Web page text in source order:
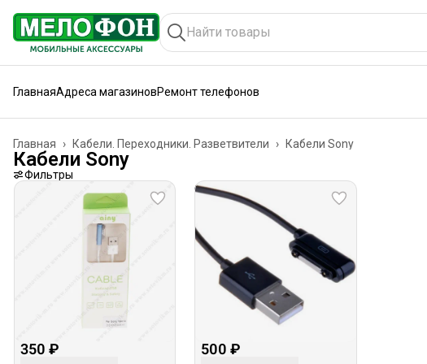
ГлавнаяАдреса магазиновРемонт телефонов
Кабели Sony
Кабели. Переходники. Разветвители ›
Главная ›
Кабели Sony
Фильтры
350 ₽ 500 ₽